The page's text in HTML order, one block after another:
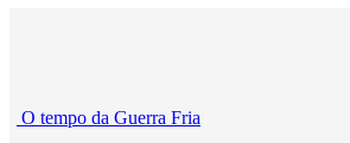
O tempo da Guerra Fria